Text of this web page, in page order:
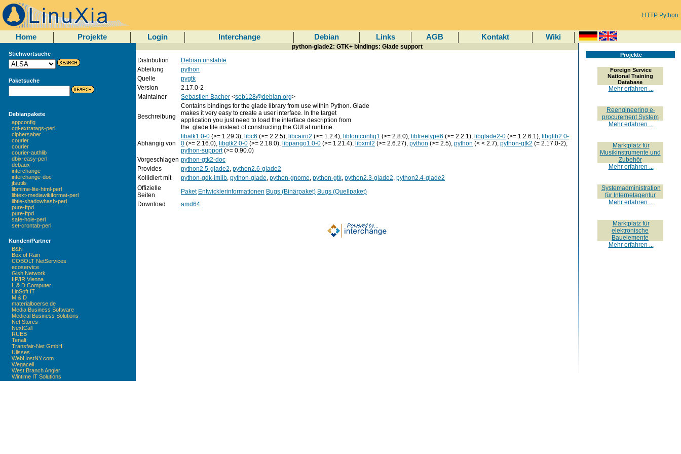
HTTP Python
Home Projekte Login Interchange Debian Links AGB Kontakt Wiki
Stichwortsuche
Paketsuche
Debianpakete
appconfig
cgi-extratags-perl
ciphersaber
courier
courier
courier-authlib
dbix-easy-perl
debaux
interchange
interchange-doc
jfsutils
libmime-lite-html-perl
libtext-mediawikiformat-perl
libtie-shadowhash-perl
pure-ftpd
pure-ftpd
safe-hole-perl
set-crontab-perl
Kunden/Partner
B&N
Box of Rain
COBOLT NetServices
ecoservice
Gish Network
IIP/IR Vienna
L & D Computer
LinSoft IT
M & D
materialboerse.de
Media Business Software
Medical Business Solutions
Net Stores
NextCall
RUEB
Tenalt
Transfair-Net GmbH
Ulisses
WebHostNY.com
Wegacell
West Branch Angler
Wintime IT Solutions
python-glade2: GTK+ bindings: Glade support
Distribution
Debian unstable
Abteilung
python
Quelle
pygtk
Version
2.17.0-2
Maintainer
Sebastien Bacher <seb128@debian.org>
Beschreibung
Contains bindings for the glade library from use within Python. Glade
makes it very easy to create a user interface. In the target
application you just need to load the interface description from
the .glade file instead of constructing the GUI at runtime.
Abhängig von
libatk1.0-0 (>= 1.29.3), libc6 (>= 2.2.5), libcairo2 (>= 1.2.4), libfontconfig1 (>= 2.8.0), libfreetype6 (>= 2.2.1), libglade2-0 (>= 1:2.6.1), libglib2.0-
0 (>= 2.16.0), libgtk2.0-0 (>= 2.18.0), libpango1.0-0 (>= 1.21.4), libxml2 (>= 2.6.27), python (>= 2.5), python (< < 2.7), python-gtk2 (= 2.17.0-2),
python-support(>= 0.90.0)
Vorgeschlagen python-gtk2-doc
Provides
python2.5-glade2, python2.6-glade2
Kollidiert mit
python-gdk-imlib, python-glade, python-gnome, python-gtk, python2.3-glade2, python2.4-glade2
Offizielle
Seiten
Paket Entwicklerinformationen Bugs (Binärpaket) Bugs (Quellpaket)
Download
amd64
Projekte
Foreign Service
National Training
Database
Mehr erfahren ...
Reengineering e-
procurement System
Mehr erfahren ...
Marktplatz für
Musikinstrumente und
Zubehör
Mehr erfahren ...
Systemadministration
für Internetagentur
Mehr erfahren ...
Marktplatz für
elektronische
Bauelemente
Mehr erfahren ...